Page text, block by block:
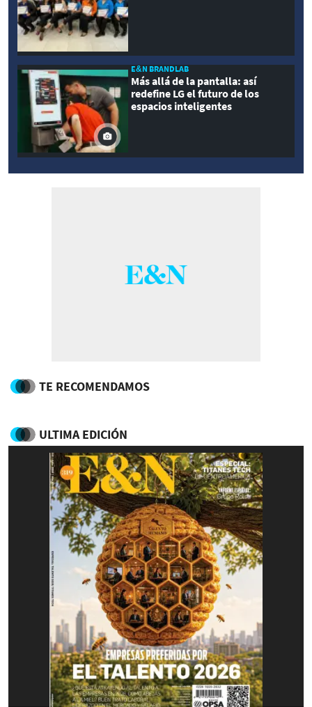
E&N BRANDLAB
Más allá de la pantalla: así
redefine LG el futuro de los
espacios inteligentes
TE RECOMENDAMOS
ULTIMA EDICIÓN